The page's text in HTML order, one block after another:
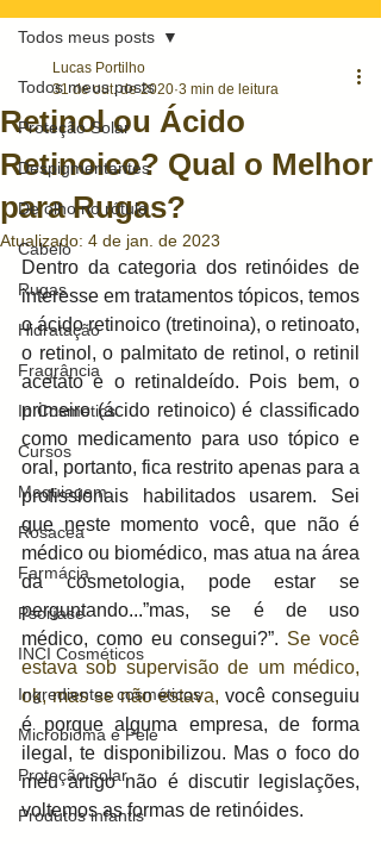
Todos meus posts
Proteção Solar
Despigmentantes
De olho no rótulo
Cabelo
Rugas
Hidratação
Fragrância
In Cosmetics
Cursos
Maquiagem
Rosacea
Farmácia
Psoríase
INCI Cosméticos
Ingredientes cosméticos
Microbioma e Pele
Proteção solar
Produtos infantis
Todos meus posts
Retinol ou Ácido
Retinoico? Qual o Melhor
para Rugas?
Lucas Portilho
31 de out. de 2020 3 min de leitura
Atualizado: 4 de jan. de 2023
Dentro da categoria dos retinóides de
interesse em tratamentos tópicos, temos
o ácido retinoico (tretinoina), o retinoato,
o retinol, o palmitato de retinol, o retinil
acetato e o retinaldeído. Pois bem, o
primeiro (ácido retinoico) é classificado
como medicamento para uso tópico e
oral, portanto, fica restrito apenas para a
profissionais habilitados usarem. Sei
que neste momento você, que não é
médico ou biomédico, mas atua na área
da cosmetologia, pode estar se
perguntando...”mas, se é de uso
médico, como eu consegui?”. Se você
estava sob supervisão de um médico,
ok, mas se não estava, você conseguiu
é porque alguma empresa, de forma
ilegal, te disponibilizou. Mas o foco do
meu artigo não é discutir legislações,
voltemos as formas de retinóides.